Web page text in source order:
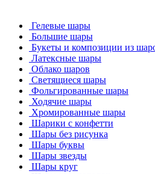
Гелевые шары
Большие шары
Букеты и композиции из
Латексные шары
Облако шаров
Светящиеся шары
Фольгированные шары
Ходячие шары
Хромированные шары
Шарики с конфетти
Шары без рисунка
Шары буквы
Шары звезды
Шары круг